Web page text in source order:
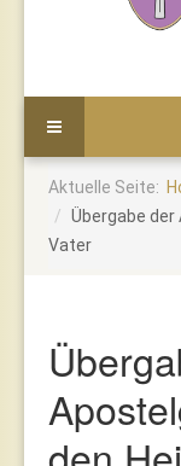
Aktuelle Seite:
Übergabe
Vater